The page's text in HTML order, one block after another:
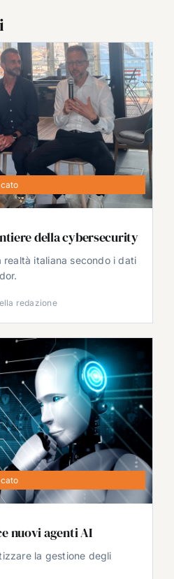
della cybersecurity
italiana secondo i dati
redazione
nuovi agenti AI
la gestione degli